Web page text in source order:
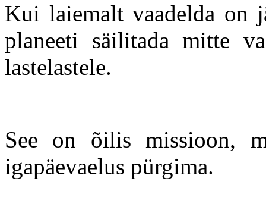
Kui laiemalt vaadelda on
planeeti säilitada mitte
lastelastele.
See on õilis missioon,
igapäevaelus pürgima.